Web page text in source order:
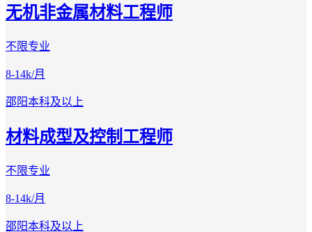
无机非金属材料工程师
不限专业
8-14k/月
邵阳本科及以上
材料成型及控制工程师
不限专业
8-14k/月
邵阳本科及以上